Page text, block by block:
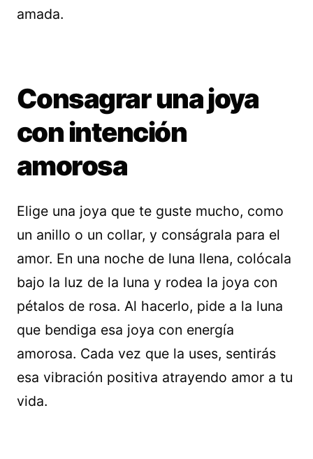
amada.
Consagrar una joya
con intención
amorosa
Elige una joya que te guste mucho, como
un anillo o un collar, y conságrala para el
amor. En una noche de luna llena, colócala
bajo la luz de la luna y rodea la joya con
pétalos de rosa. Al hacerlo, pide a la luna
que bendiga esa joya con energía
amorosa. Cada vez que la uses, sentirás
esa vibración positiva atrayendo amor a tu
vida.